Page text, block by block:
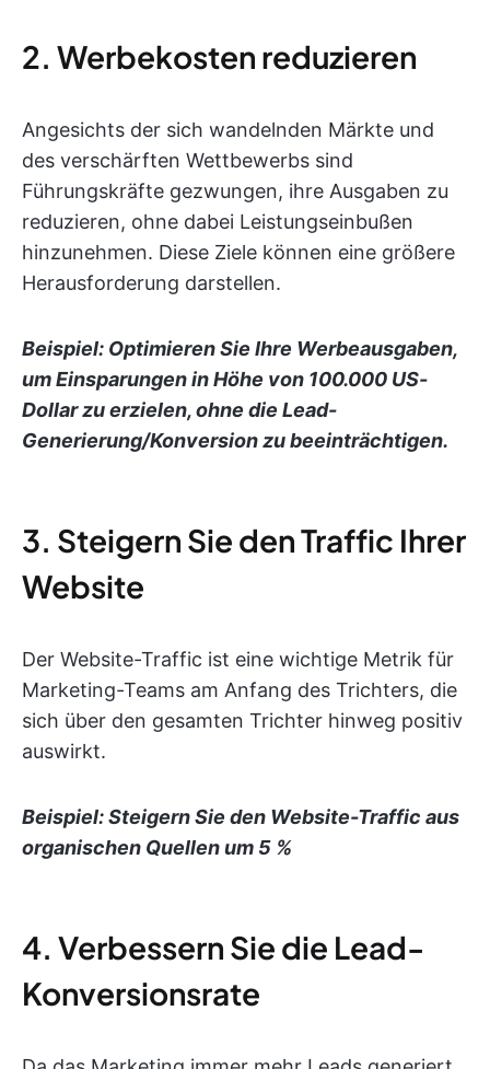
2. Werbekosten reduzieren
Angesichts der sich wandelnden Märkte und
des verschärften Wettbewerbs sind
Führungskräfte gezwungen, ihre Ausgaben zu
reduzieren, ohne dabei Leistungseinbußen
hinzunehmen. Diese Ziele können eine größere
Herausforderung darstellen.
Beispiel: Optimieren Sie Ihre Werbeausgaben,
um Einsparungen in Höhe von 100.000 US-
Dollar zu erzielen, ohne die Lead-
Generierung/Konversion zu beeinträchtigen.
3. Steigern Sie den Traffic Ihrer
Website
Der Website-Traffic ist eine wichtige Metrik für
Marketing-Teams am Anfang des Trichters, die
sich über den gesamten Trichter hinweg positiv
auswirkt.
Beispiel: Steigern Sie den Website-Traffic aus
organischen Quellen um 5 %
4. Verbessern Sie die Lead-
Konversionsrate